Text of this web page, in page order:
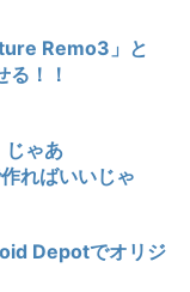
Remo3」と
る！！
じゃあ
ればいいじゃ
Depotでオリジ